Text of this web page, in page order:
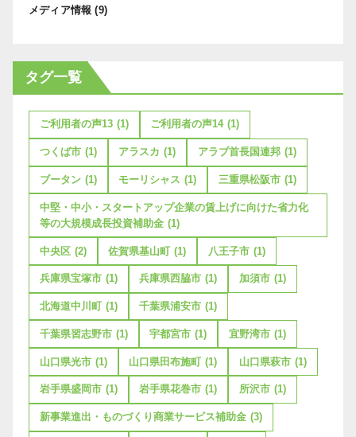
メディア情報 (9)
タグ一覧
ご利用者の声13 (1) ご利用者の声14 (1)
つくば市 (1) アラスカ (1) アラブ首長国連邦 (1)
ブータン (1) モーリシャス (1) 三重県松阪市 (1)
中堅・中小・スタートアップ企業の賃上げに向けた省力化
等の大規模成長投資補助金 (1)
中央区 (2) 佐賀県基山町 (1) 八王子市 (1)
兵庫県宝塚市 (1) 兵庫県西脇市 (1) 加須市 (1)
北海道中川町 (1) 千葉県浦安市 (1)
千葉県習志野市 (1) 宇都宮市 (1) 宜野湾市 (1)
山口県光市 (1) 山口県田布施町 (1) 山口県萩市 (1)
岩手県盛岡市 (1) 岩手県花巻市 (1) 所沢市 (1)
新事業進出・ものづくり商業サービス補助金 (3)